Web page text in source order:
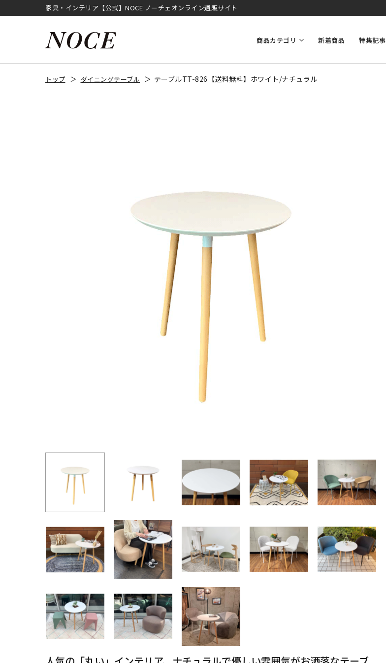
家具・インテリア【公式】NOCE ノーチェオンライン通販サイト
商品カテゴリ 新着商品 特集記事
トップ ダイニングテーブル テーブルTT-826【送料無料】ホワイト/ナチュラル